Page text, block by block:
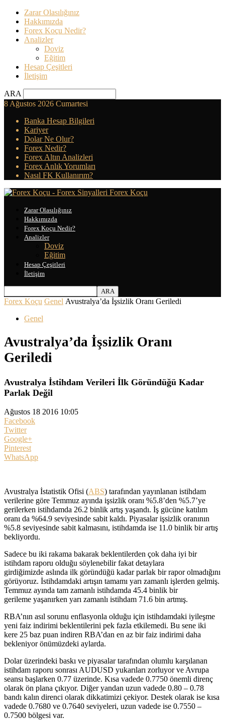
Zarar Olasılığınız
Hakkımızda
Forex Koçu Nedir?
Analizler
Doviz
Eğitim
Hesap Çeşitleri
İletişim
ARA
8 Ağustos 2026 Cumartesi
Banka Hesap Bilgileri
Kariyer
Dolar Ne Olur?
Forex Nedir?
Forex Altın Analizleri
Forex Anlık Yorumları
Nasıl FK Kullanırım?
Forex Koçu
Zarar Olasılığınız
Hakkımızda
Forex Koçu Nedir?
Analizler
Doviz
Eğitim
Hesap Çeşitleri
İletişim
Forex Koçu Genel Avustralya’da İşsizlik Oranı Geriledi
Genel
Avustralya’da İşsizlik Oranı
Geriledi
Avustralya İstihdam Verileri İlk Göründüğü Kadar
Parlak Değil
Ağustos 18 2016 10:05
Facebook
Twitter
Google+
Pinterest
WhatsApp
Avustralya İstatistik Ofisi (ABS) tarafından yayınlanan istihdam
verilerine göre Temmuz ayında işsizlik oranı %5.8’den %5.7’ye
gerilerken istihdamda 26.2 binlik artış yaşandı. İş gücüne katılım
oranı da %64.9 seviyesinde sabit kaldı. Piyasalar işsizlik oranının
%5.8 seviyesinde sabit kalmasını, istihdamda ise 11.0 binlik bir artış
bekliyordu.
Sadece bu iki rakama bakarak beklentilerden çok daha iyi bir
istihdam raporu olduğu söylenebilir fakat detaylara
girdiğimizde aslında ilk göründüğü kadar parlak bir rapor olmadığını
görüyoruz. İstihdamdaki artışın tamamı yarı zamanlı işlerden gelmiş.
Temmuz ayında tam zamanlı istihdamda 45.4 binlik bir
gerileme yaşanırken yarı zamanlı istihdam 71.6 bin artmış.
RBA’nın asıl sorunu enflasyonla olduğu için istihdamdaki iyileşme
yeni faiz indirimi beklentilerini pek fazla etkilemedi. Bu sene iki
kere 25 baz puan indiren RBA’dan en az bir faiz indirimi daha
bekleniyor önümüzdeki aylarda.
Dolar üzerindeki baskı ve piyasalar tarafından olumlu karşılanan
istihdam raporu sonrası AUDUSD yukarıları zorluyor ve Avrupa
seansı başlarken 0.77 üzerinde. Kısa vadede 0.7750 önemli direnç
olarak ön plana çıkıyor. Diğer yandan uzun vadede 0.80 – 0.78
bandı kalın direnci olarak dikkatimizi çekiyor. Destek olarak ise kısa
vadede 0.7680 ve 0.7640 seviyeleri, uzun vadede ise 0.7550 –
0.7500 bölgesi var.